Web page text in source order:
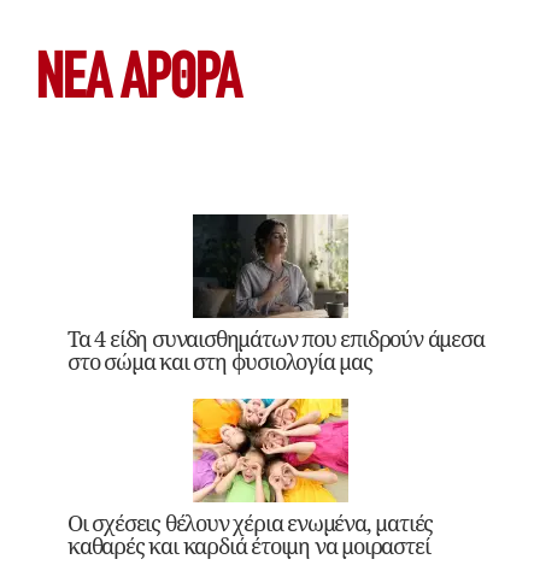
ΝΕΑ ΆΡΘΡΑ
Τα 4 είδη συναισθημάτων που επιδρούν άμεσα
στο σώμα και στη φυσιολογία μας
Οι σχέσεις θέλουν χέρια ενωμένα, ματιές
καθαρές και καρδιά έτοιμη να μοιραστεί